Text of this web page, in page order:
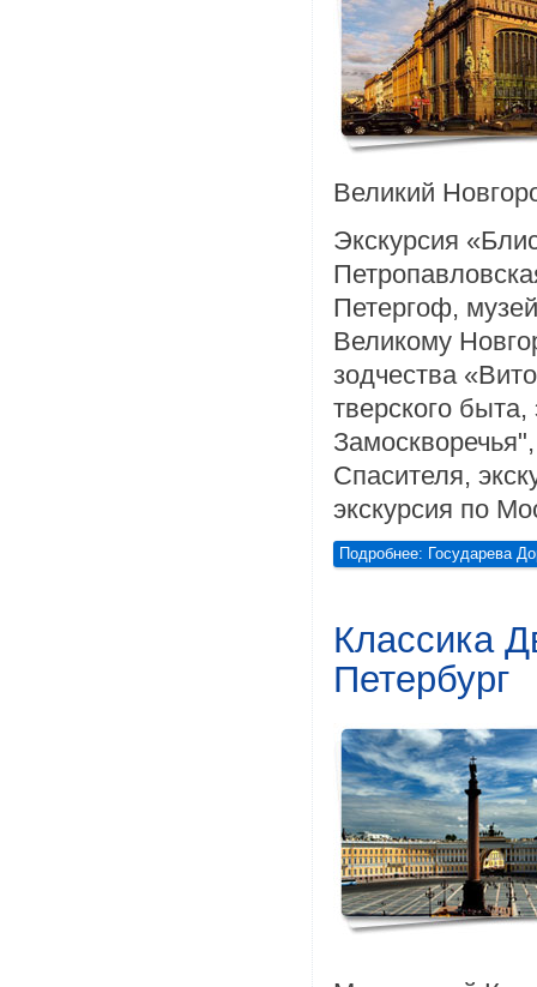
Великий
Экскурсия
Петергоф,
Великому
зодчества
тверского
Спасителя,
экскурсия по
Подробнее: Государева
Классика
Петербург